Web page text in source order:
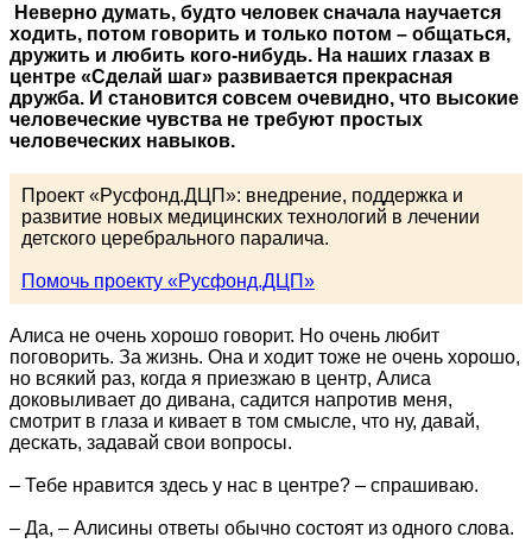
Неверно думать, будто человек сначала научается
ходить, потом говорить и только потом – общаться,
дружить и любить кого-нибудь. На наших глазах в
центре «Сделай шаг» развивается прекрасная
дружба. И становится совсем очевидно, что высокие
человеческие чувства не требуют простых
человеческих навыков.
Проект «Русфонд.ДЦП»: внедрение, поддержка и
развитие новых медицинских технологий в лечении
детского церебрального паралича.
Помочь проекту «Русфонд.ДЦП»
Алиса не очень хорошо говорит. Но очень любит
поговорить. За жизнь. Она и ходит тоже не очень хорошо,
но всякий раз, когда я приезжаю в центр, Алиса
доковыливает до дивана, садится напротив меня,
смотрит в глаза и кивает в том смысле, что ну, давай,
дескать, задавай свои вопросы.
– Тебе нравится здесь у нас в центре? – спрашиваю.
– Да, – Алисины ответы обычно состоят из одного слова.